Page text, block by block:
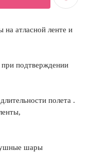
атласной ленте и
подтверждении
полета .
шары